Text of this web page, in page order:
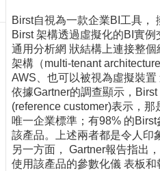
消
息
關
於
我
們
出
版
刊
Birst自視為一款企業BI工具，
Birst 架構透過虛擬化的BI實
通用分析網 狀結構上連接整
架構（multi-tenant
AWS、也可以被視為虛擬裝置
依據Gartner的調查顯示，
(reference customer)表示，
唯一企業標準；有98% 的
該產品。上述兩者都是令人印
另一方面， Gartner報告指出
使用該產品的參數化儀 表板